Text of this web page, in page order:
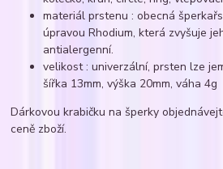
materiál prstenu : obecná
úpravou Rhodium, která zvyšuje
antialergenní.
velikost : univerzální, prsten lze
šířka 13mm, výška 20mm, váha 4g
Dárkovou krabičku na šperky
ceně zboží.